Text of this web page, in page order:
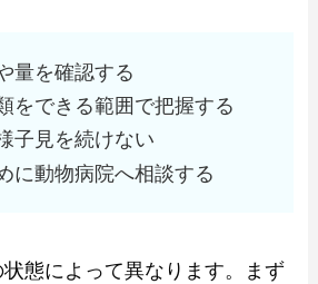
量を確認する
をできる範囲で把握する
子見を続けない
に動物病院へ相談する
態によって異なります。まず